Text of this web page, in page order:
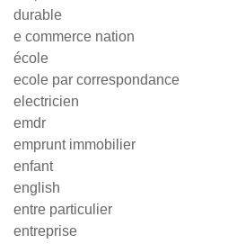
durable
e commerce nation
école
ecole par correspondance
electricien
emdr
emprunt immobilier
enfant
english
entre particulier
entreprise